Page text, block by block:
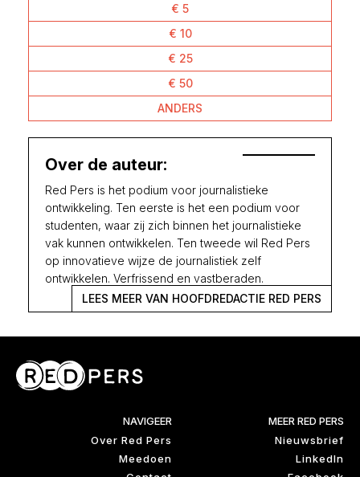
€ 5
€ 10
€ 25
€ 50
ANDERS
Over de auteur:
Red Pers is het podium voor journalistieke
ontwikkeling. Ten eerste is het een podium voor
studenten, waar zij zich binnen het journalistieke
vak kunnen ontwikkelen. Ten tweede wil Red Pers
op innovatieve wijze de journalistiek zelf
ontwikkelen. Verfrissend en vastberaden.
LEES MEER VAN HOOFDREDACTIE RED PERS
NAVIGEER
Over Red Pers
Meedoen
MEER RED PERS
Nieuwsbrief
LinkedIn